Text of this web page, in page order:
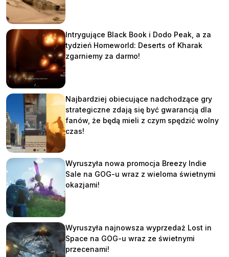
Intrygujące Black Book i Dodo Peak, a za
tydzień Homeworld: Deserts of Kharak
zgarniemy za darmo!
Najbardziej obiecujące nadchodzące gry
strategiczne zdają się być gwarancją dla
fanów, że będą mieli z czym spędzić wolny
czas!
Wyruszyła nowa promocja Breezy Indie
Sale na GOG-u wraz z wieloma świetnymi
okazjami!
Wyruszyła najnowsza wyprzedaż Lost in
Space na GOG-u wraz ze świetnymi
przecenami!